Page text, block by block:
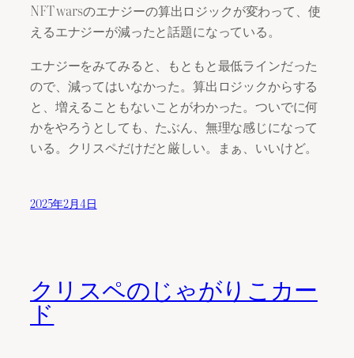
NFT warsのエナジーの算出ロジックが変わって、使
えるエナジーが減ったと話題になっている。
エナジーをみてみると、もともと最低ラインだった
ので、減ってはいなかった。算出ロジックからする
と、増えることもないことがわかった。ついでに何
かをやろうとしても、たぶん、無理な感じになって
いる。クリスペだけだと厳しい。まぁ、いいけど。
2025年2月4日
クリスペのじゃがりこカー
ド